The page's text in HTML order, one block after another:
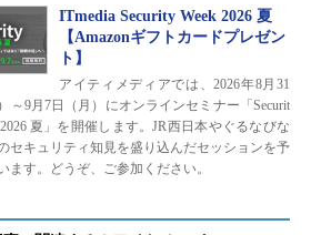
ITmedia Security Week 2026 夏
【Amazonギフトカードプレゼン
ト】
アイティメディアでは、2026年8月31
～9月7日（月）にオンラインセミナー「Securit
2026 夏」を開催します。JR西日本やぐるなびな
セキュリティ知見を盛り込んだセッションを予
ます。どうぞ、ご参加ください。